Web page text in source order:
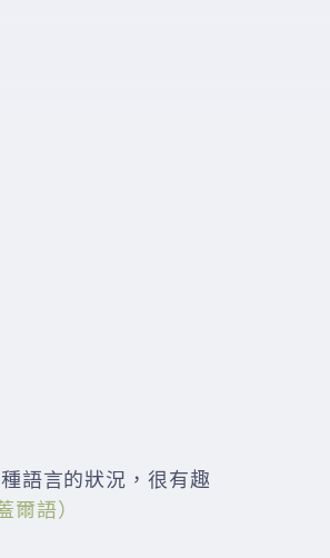
語言的狀況，很有趣
語）